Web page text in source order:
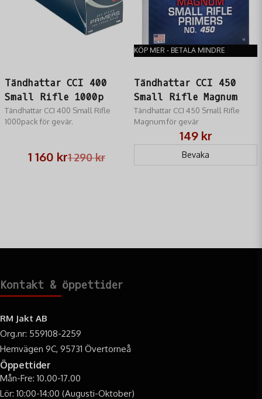
Tändhattar CCI 400
Small Rifle 1000p
Tändhattar CCI 400 Small Rifle
1000pack för gevär.
1 290 kr
1 160 kr
KÖP MER - BETALA MINDRE
Tändhattar CCI 450
Small Rifle Magnum
Tändhattar CCI 450 Small Rifle
Magnum för gevär
149 kr
Bevaka
Kontakt & öppettider
RM Jakt AB
Org.nr: 559108-2259
Hemvägen 9C, 95731 Övertorneå
Öppettider
Mån-Fre: 10.00-17.00
Lör: 10:00-14:00 (Augusti-Oktober)